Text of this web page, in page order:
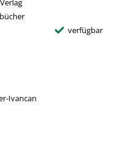
verfügbar
Ivancan